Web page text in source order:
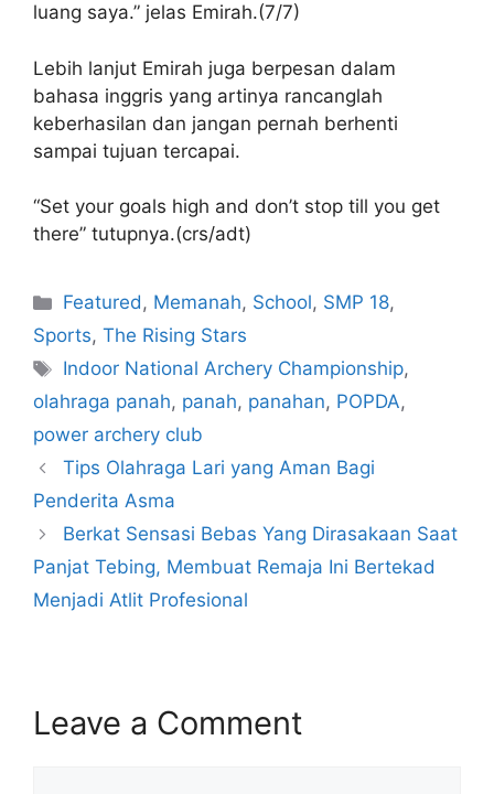
luang saya.” jelas Emirah.(7/7)
Lebih lanjut Emirah juga berpesan dalam
bahasa inggris yang artinya rancanglah
keberhasilan dan jangan pernah berhenti
sampai tujuan tercapai.
“Set your goals high and don’t stop till you get
there” tutupnya.(crs/adt)
Featured, Memanah, School, SMP 18,
Sports, The Rising Stars
Indoor National Archery Championship,
olahraga panah, panah, panahan, POPDA,
power archery club
Tips Olahraga Lari yang Aman Bagi
Penderita Asma
Berkat Sensasi Bebas Yang Dirasakaan Saat
Panjat Tebing, Membuat Remaja Ini Bertekad
Menjadi Atlit Profesional
Leave a Comment